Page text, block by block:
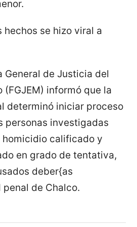
hechos se hizo viral a
General de Justicia del
(FGJEM) informó que la
determinó iniciar proceso
personas investigadas
calificado y
en grado de tentativa,
deber{as
de Chalco.